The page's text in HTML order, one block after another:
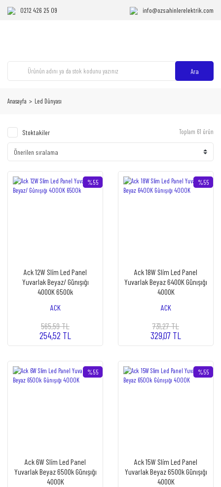
0212 426 25 09 info@ozsahinlerelektrik.com
Ara
Anasayfa Led Dünyası
Stoktakiler Toplam 61 ürün
%55
Ack 12W Slim Led Panel
Yuvarlak Beyaz/ Günışığı
4000K 6500k
ACK
565,59 TL
254,52 TL
%55
Ack 18W Slim Led Panel
Yuvarlak Beyaz 6400K Günışığı
4000K
ACK
731,27 TL
329,07 TL
%55
Ack 6W Slim Led Panel
Yuvarlak Beyaz 6500k Günışığı
4000K
%55
Ack 15W Slim Led Panel
Yuvarlak Beyaz 6500k Günışığı
4000K